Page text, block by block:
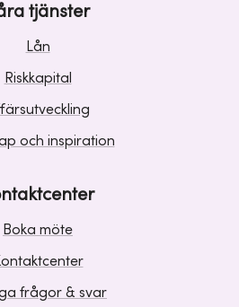
tjänster
Lån
Riskkapital
och inspiration
Boka möte
frågor & svar